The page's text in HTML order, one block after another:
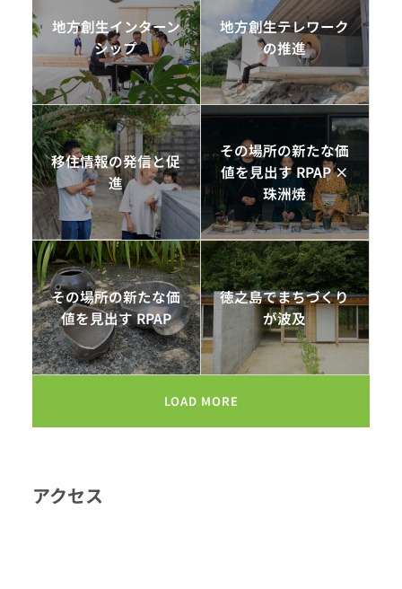
地方創生インターン
シップ
地方創生テレワーク
の推進
移住情報の発信と促
進
その場所の新たな価
値を見出す RPAP ×
珠洲焼
その場所の新たな価
値を見出す RPAP
徳之島でまちづくり
が波及
LOAD MORE
アクセス